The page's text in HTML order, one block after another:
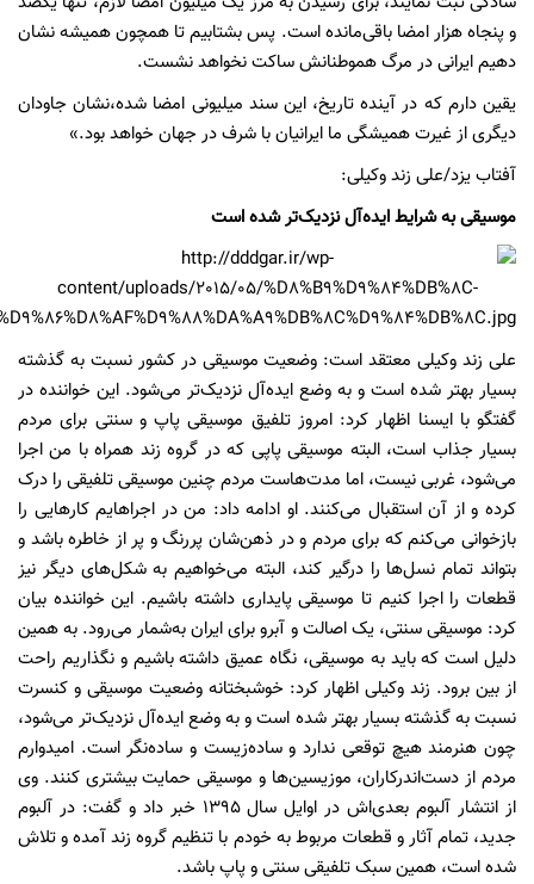
و پنجاه هزار امضا باقی‌مانده است. پس بشتابیم تا همچون همیشه نشان
دهیم ایرانی در مرگ هموطنانش ساکت نخواهد نشست.
یقین دارم که در آینده تاریخ، این سند میلیونی امضا شده،نشان جاودان
دیگری از غیرت همیشگی ما ایرانیان با شرف در جهان خواهد بود.»
آفتاب یزد/علی زند وکیلی:
موسیقی به شرایط ایده‌آل نزدیک‌تر شده است
علی زند وکیلی معتقد است: وضعیت موسیقی در کشور نسبت به گذشته
بسیار بهتر شده است و به وضع ایده‌آل نزدیک‌تر می‌شود. این خواننده در
گفتگو با ایسنا اظهار کرد: امروز تلفیق موسیقی پاپ و سنتی برای مردم
بسیار جذاب است، البته موسیقی پاپی که در گروه زند همراه با من اجرا
می‌شود، غربی نیست، اما مدت‌هاست مردم چنین موسیقی تلفیقی را درک
کرده و از آن استقبال می‌کنند. او ادامه داد: من در اجراهایم کارهایی را
بازخوانی می‌کنم که برای مردم و در ذهن‌شان پررنگ و پر از خاطره باشد و
بتواند تمام نسل‌ها را درگیر کند، البته می‌خواهیم به شکل‌های دیگر نیز
قطعات را اجرا کنیم تا موسیقی پایداری داشته باشیم. این خواننده بیان
کرد: موسیقی سنتی، یک اصالت و آبرو برای ایران به‌شمار می‌رود. به همین
دلیل است که باید به موسیقی، نگاه عمیق داشته باشیم و نگذاریم راحت
از بین برود. زند وکیلی اظهار کرد: خوشبختانه وضعیت موسیقی و کنسرت
نسبت به گذشته بسیار بهتر شده است و به وضع ایده‌آل نزدیک‌تر می‌شود،
چون هنرمند هیچ توقعی ندارد و ساده‌زیست و ساده‌نگر است. امیدوارم
مردم از دست‌اندرکاران، موزیسین‌ها و موسیقی حمایت بیشتری کنند. وی
از انتشار آلبوم بعدی‌اش در اوایل سال1395 خبر داد و گفت: در آلبوم
جدید، تمام آثار و قطعات مربوط به خودم با تنظیم گروه زند آمده و تلاش
شده است، همین سبک تلفیقی سنتی و پاپ باشد.